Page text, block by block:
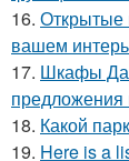
16. Открытые
вашем
17. Шкафы
предложения
18. Какой
19. Here is a